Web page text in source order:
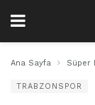
Ana Sayfa Süper
TRABZONSPOR